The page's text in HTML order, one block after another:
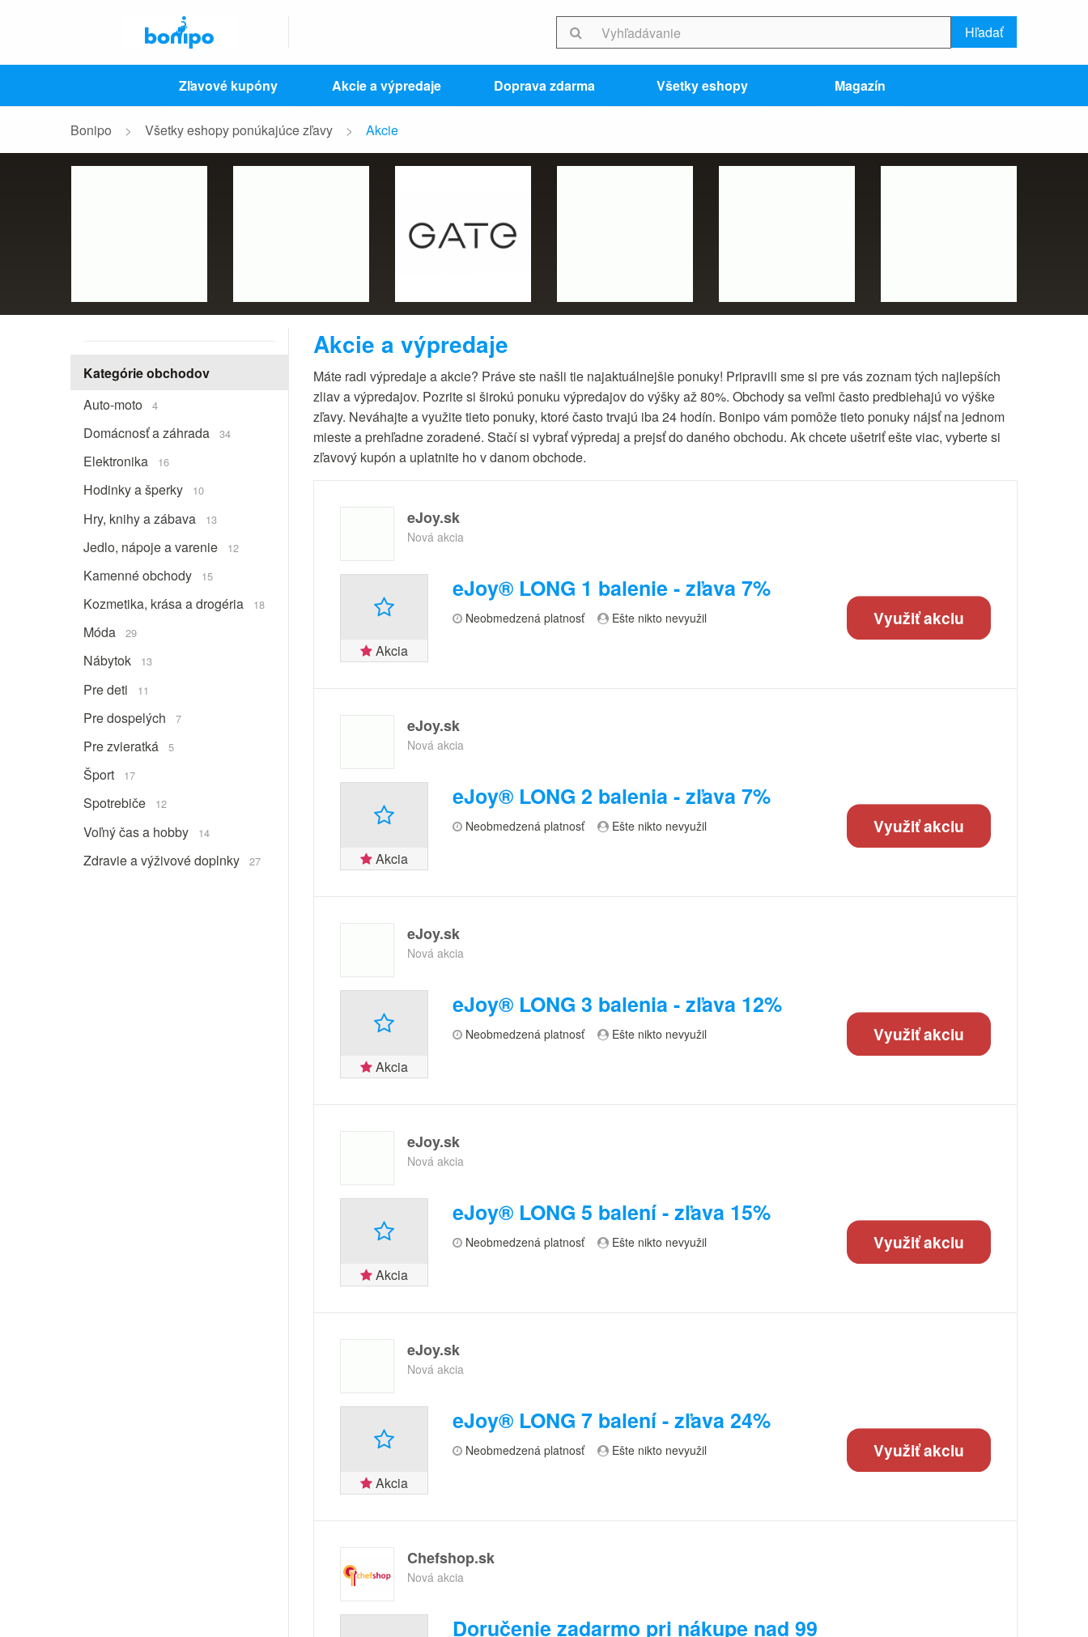
Hľadať
Zľavové kupóny Akcie a výpredaje Doprava zdarma Všetky eshopy Magazín
Bonipo Všetky eshopy ponúkajúce zľavy Akcie
Kategórie obchodov
Auto-moto
4
Domácnosť a záhrada 34
Elektronika 16
Hodinky a šperky 10
Hry, knihy a zábava 13
Jedlo, nápoje a varenie 12
Kamenné obchody 15
Kozmetika, krása a drogéria 18
Móda 29
Nábytok 13
Pre deti 11
Pre dospelých 7
Pre zvieratká 5
Šport 17
Spotrebiče 12
Voľný čas a hobby 14
Zdravie a výživové doplnky 27
Akcie a výpredaje
Máte radi výpredaje a akcie? Práve ste našli tie najaktuálnejšie ponuky! Pripravili sme si pre vás zoznam tých najlepších
zliav a výpredajov. Pozrite si širokú ponuku výpredajov do výšky až 80%. Obchody sa veľmi často predbiehajú vo výške
zľavy. Neváhajte a využite tieto ponuky, ktoré často trvajú iba 24 hodín. Bonipo vám pomôže tieto ponuky nájsť na jednom
mieste a prehľadne zoradené. Stačí si vybrať výpredaj a prejsť do daného obchodu. Ak chcete ušetriť ešte viac, vyberte si
zľavový kupón a uplatnite ho v danom obchode.
eJoy.sk
Nová akcia
Akcia
eJoy® LONG 1 balenie - zľava 7%
Neobmedzená platnosť Ešte nikto nevyužil Využiť akciu
eJoy.sk
Nová akcia
Akcia
eJoy® LONG 2 balenia - zľava 7%
Neobmedzená platnosť Ešte nikto nevyužil Využiť akciu
eJoy.sk
Nová akcia
Akcia
eJoy® LONG 3 balenia - zľava 12%
Neobmedzená platnosť Ešte nikto nevyužil Využiť akciu
eJoy.sk
Nová akcia
Akcia
eJoy® LONG 5 balení - zľava 15%
Neobmedzená platnosť Ešte nikto nevyužil Využiť akciu
eJoy.sk
Nová akcia
Akcia
eJoy® LONG 7 balení - zľava 24%
Neobmedzená platnosť Ešte nikto nevyužil Využiť akciu
Chefshop.sk
Nová akcia
Doručenie zadarmo pri nákupe nad 99